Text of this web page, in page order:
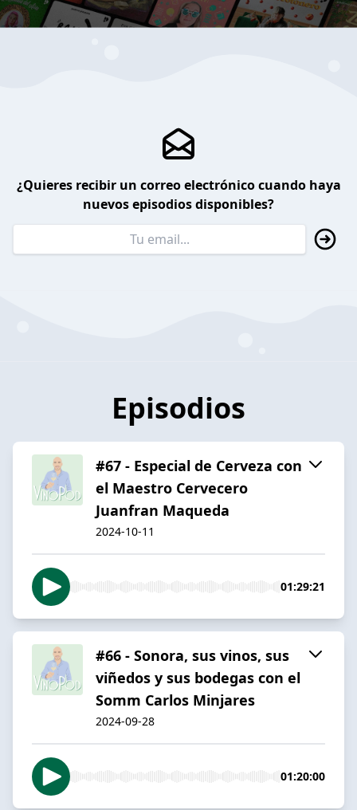
¿Quieres recibir un correo electrónico cuando haya
nuevos episodios disponibles?
Episodios
#67 - Especial de Cerveza con
el Maestro Cervecero
Juanfran Maqueda
2024-10-11
01:29:21
#66 - Sonora, sus vinos, sus
viñedos y sus bodegas con el
Somm Carlos Minjares
2024-09-28
01:20:00